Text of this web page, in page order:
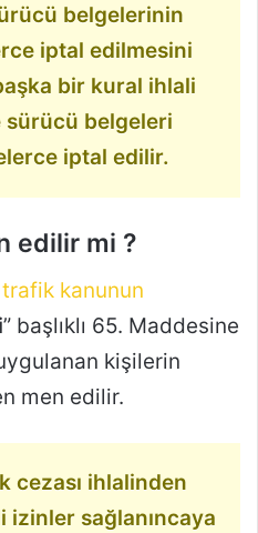
belgelerinin
iptal edilmesini
bir kural ihlali
sürücü belgeleri
iptal edilir.
edilir mi ?
trafik kanunun
” başlıklı 65. Maddesine
kişilerin
men edilir.
cezası ihlalinden
izinler sağlanıncaya